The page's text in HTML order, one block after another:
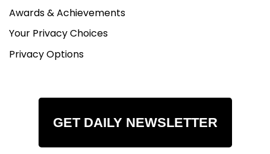
Awards & Achievements
Your Privacy Choices
Privacy Options
GET DAILY NEWSLETTER